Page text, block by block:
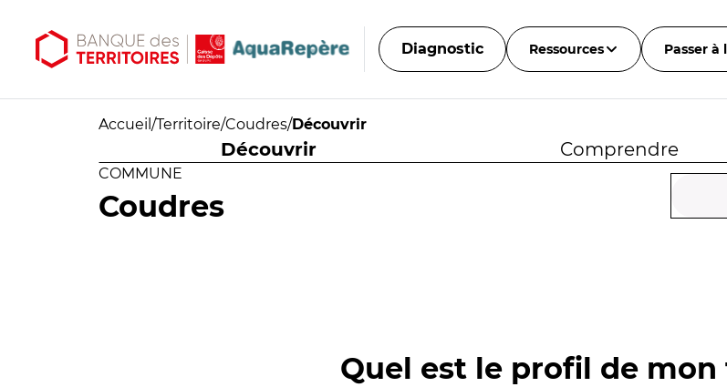
Diagnostic Ressources Passer à
Accueil /Territoire/Coudres/Découvrir
Découvrir Comprendre
COMMUNE
Coudres
Quel est le profil de